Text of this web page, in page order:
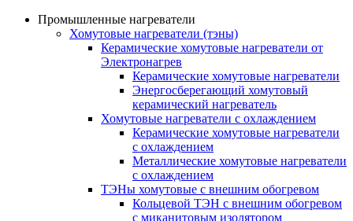
Промышленные нагреватели
Хомутовые нагреватели (тэны)
Керамические хомутовые нагреватели от
Электронагрев
Керамические хомутовые нагреватели
Энергосберегающий хомутовый
керамический нагреватель
Хомутовые нагреватели с охлаждением
Керамические хомутовые нагреватели
с охлаждением
Металлические хомутовые нагреватели
с охлаждением
ТЭНы хомутовые с внешним обогревом
Кольцевой ТЭН с внешним обогревом
с миканитовым изолятором